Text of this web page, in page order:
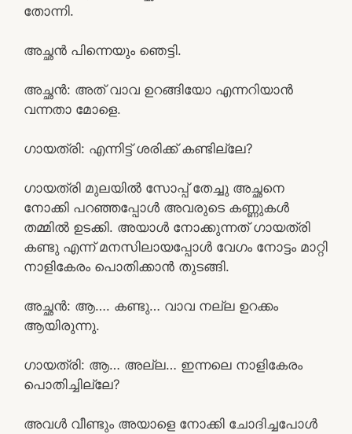
തോന്നി.
അച്ഛൻ പിന്നെയും ഞെട്ടി.
അച്ഛൻ: അത് വാവ ഉറങ്ങിയോ എന്നറിയാൻ
വന്നതാ മോളെ.
ഗായത്രി: എന്നിട്ട് ശരിക്ക് കണ്ടില്ലേ?
ഗായത്രി മുലയിൽ സോപ്പ് തേച്ചു അച്ഛനെ
നോക്കി പറഞ്ഞപ്പോൾ അവരുടെ കണ്ണുകൾ
തമ്മിൽ ഉടക്കി. അയാൾ നോക്കുന്നത് ഗായത്രി
കണ്ടു എന്ന് മനസിലായപ്പോൾ വേഗം നോട്ടം മാറ്റി
നാളികേരം പൊതിക്കാൻ തുടങ്ങി.
അച്ഛൻ: ആ…. കണ്ടു… വാവ നല്ല ഉറക്കം
ആയിരുന്നു.
ഗായത്രി: ആ… അല്ല… ഇന്നലെ നാളികേരം
പൊതിച്ചില്ലേ?
അവൾ വീണ്ടും അയാളെ നോക്കി ചോദിച്ചപോൾ